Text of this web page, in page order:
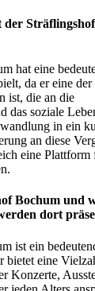
der
hat eine
da er eine
ist, die an die
das soziale
in ein
an diese
eine
Bochum und
dort
ist ein
eine
Konzerte,